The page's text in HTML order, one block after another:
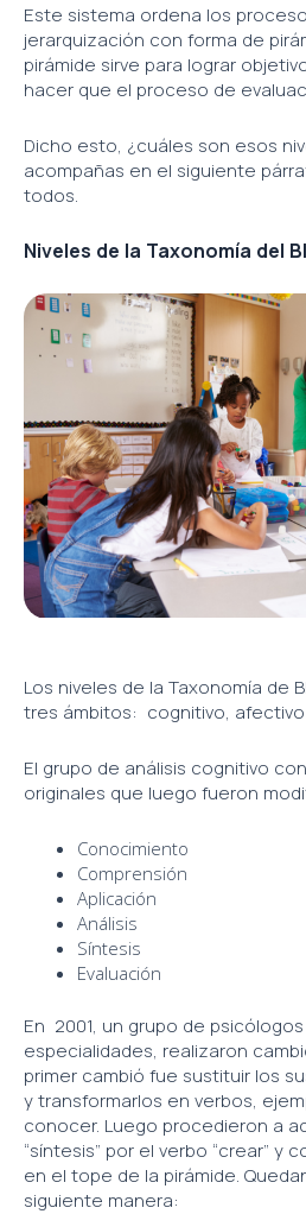
Este sistema ordena los
jerarquización con forma de
pirámide sirve para lograr
hacer que el proceso de
Dicho esto, ¿cuáles son esos
acompañas en el siguiente
todos.
Niveles de la Taxonomía del
Los niveles de la Taxonomía de
tres ámbitos: cognitivo,
El grupo de análisis cognitivo
originales que luego fueron
Conocimiento
Comprensión
Aplicación
Análisis
Síntesis
Evaluación
En 2001, un grupo de
especialidades, realizaron
primer cambió fue sustituir los
y transformarlos en verbos,
conocer. Luego procedieron a
“síntesis” por el verbo “crear” y
en el tope de la pirámide.
siguiente manera: